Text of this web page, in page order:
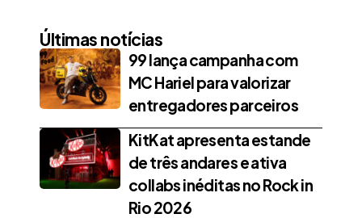
Últimas notícias
99 lança campanha com
MC Hariel para valorizar
entregadores parceiros
KitKat apresenta estande
de três andares e ativa
collabs inéditas no Rock in
Rio 2026